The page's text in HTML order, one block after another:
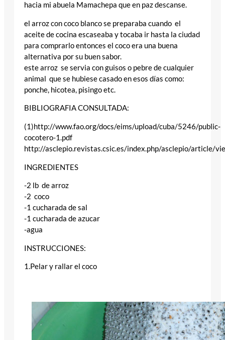
hacia mi abuela Mamachepa que en paz descanse.
el arroz con coco blanco se preparaba cuando el
aceite de cocina escaseaba y tocaba ir hasta la ciudad
para comprarlo entonces el coco era una buena
alternativa por su buen sabor.
este arroz se servia con guisos o pebre de cualquier
animal que se hubiese casado en esos días como:
ponche, hicotea, pisingo etc.
BIBLIOGRAFIA CONSULTADA:
(1)http://www.fao.org/docs/eims/upload/cuba/5246/public-
cocotero-1.pdf
http://asclepio.revistas.csic.es/index.php/asclepio/article/
INGREDIENTES
-2 lb de arroz
-2 coco
-1 cucharada de sal
-1 cucharada de azucar
-agua
INSTRUCCIONES:
1.Pelar y rallar el coco